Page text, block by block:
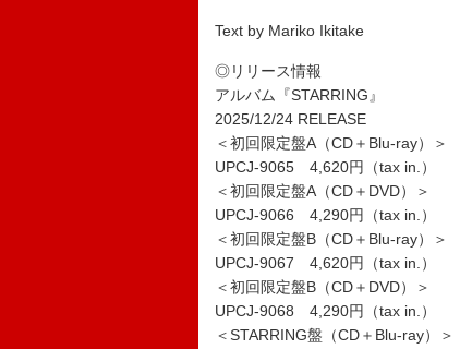
Text by Mariko Ikitake
◎リリース情報
アルバム『STARRING』
2025/12/24 RELEASE
＜初回限定盤A（CD＋Blu-ray）＞
UPCJ-9065 4,620円（tax in.）
＜初回限定盤A（CD＋DVD）＞
UPCJ-9066 4,290円（tax in.）
＜初回限定盤B（CD＋Blu-ray）＞
UPCJ-9067 4,620円（tax in.）
＜初回限定盤B（CD＋DVD）＞
UPCJ-9068 4,290円（tax in.）
＜STARRING盤（CD＋Blu-ray）＞